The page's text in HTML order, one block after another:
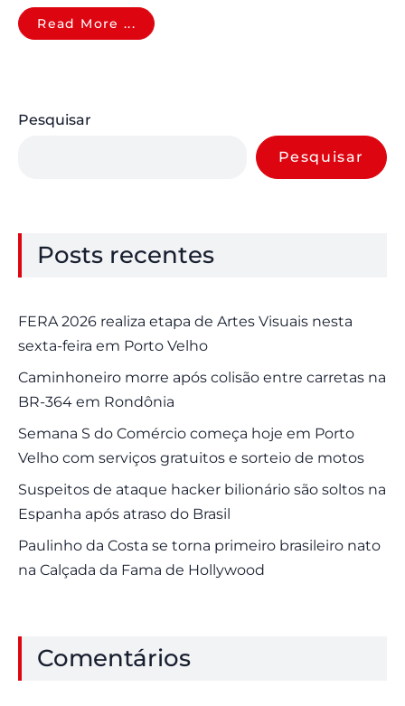
Read More ...
Pesquisar
Pesquisar
Posts recentes
FERA 2026 realiza etapa de Artes Visuais nesta
sexta-feira em Porto Velho
Caminhoneiro morre após colisão entre carretas na
BR-364 em Rondônia
Semana S do Comércio começa hoje em Porto
Velho com serviços gratuitos e sorteio de motos
Suspeitos de ataque hacker bilionário são soltos na
Espanha após atraso do Brasil
Paulinho da Costa se torna primeiro brasileiro nato
na Calçada da Fama de Hollywood
Comentários